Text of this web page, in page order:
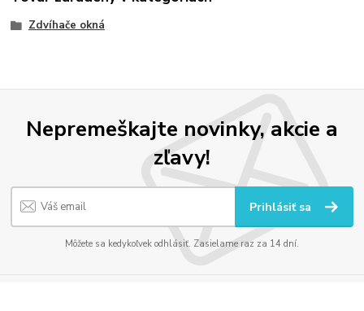
Zdvíhače okná
Nepremeškajte novinky, akcie a
zľavy!
Prihlásiť sa
Môžete sa kedykoľvek odhlásiť. Zasielame raz za 14 dní.